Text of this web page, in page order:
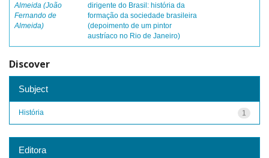
Almeida (João
Fernando de
Almeida)
dirigente do Brasil: história da
formação da sociedade brasileira
(depoimento de um pintor
austríaco no Rio de Janeiro)
Discover
Subject
1
História
Editora